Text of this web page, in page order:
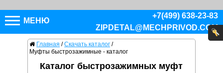
МЕНЮ
+7(499) 638-23-83
ZIPDETAL@MECHPRIVOD.COM
Главная / Скачать каталог /
Муфты быстрозажимные - каталог
Каталог быстрозажимных муфт